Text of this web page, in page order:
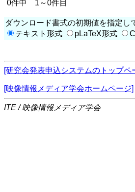
0件中 1～0件目
ダウンロード書式の初期値を指定し
テキスト形式
pLaTeX形式
[研究会発表申込システムのトップペ
[映像情報メディア学会ホームページ]
ITE / 映像情報メディア学会